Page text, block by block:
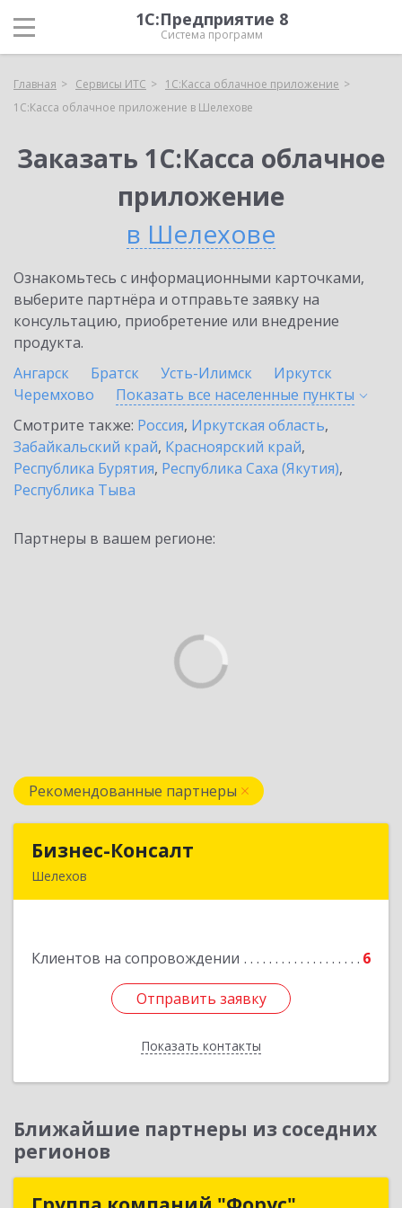
1С:Предприятие 8
Система программ
Главная Сервисы ИТС
1С:Касса облачное приложение
1С:Касса облачное приложение в Шелехове
Заказать 1С:Касса облачное
приложение
в Шелехове
Ознакомьтесь с информационными карточками,
выберите партнёра и отправьте заявку на
консультацию, приобретение или внедрение
продукта.
Ангарск
Братск Усть-Илимск
Иркутск
Черемхово
Показать все населенные пункты
Смотрите также: Россия, Иркутская область,
Забайкальский край, Красноярский край,
Республика Бурятия, Республика Саха (Якутия),
Республика Тыва
Партнеры в вашем регионе:
Рекомендованные партнеры
Бизнес-Консалт
Шелехов
Клиентов на сопровождении 6
Отправить заявку
Показать контакты
Подробнее
Отправить заявку
Назад
Ближайшие партнеры из соседних
регионов